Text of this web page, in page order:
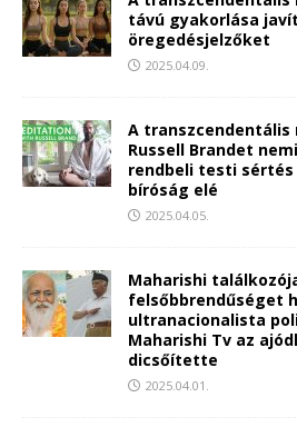
távú gyakorlása
öregedésjelzőket
2025.04.09.
A
Russell Brandet
rendbeli testi
bíróság elé
2025.04.05.
Maharishi
felsőbbrendűséget
ultranacionalista
Maharishi Tv az
dicsőítette
2025.04.01.